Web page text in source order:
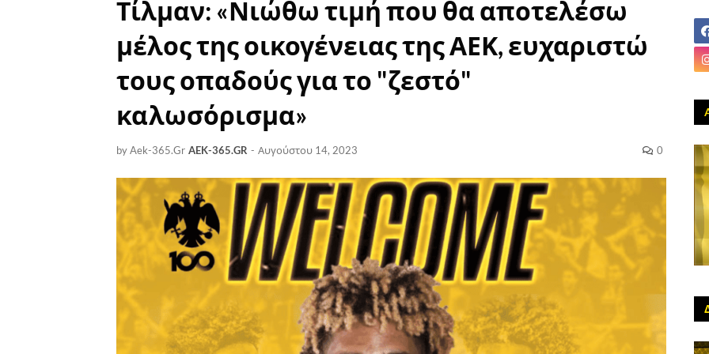
Τίλμαν: «Νιώθω τιμή που θα αποτελέσω
μέλος της οικογένειας της ΑΕΚ, ευχαριστώ
τους οπαδούς για το "ζεστό"
καλωσόρισμα»
by Aek-365.Gr AEK-365.GR - Αυγούστου 14, 2023 0